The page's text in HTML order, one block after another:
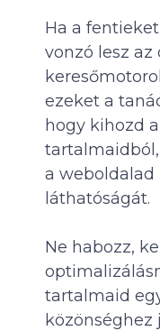
Ha a
vonzó lesz az
ezeket a
hogy kihozd
a weboldalad
láthatóságát.
Ne habozz,
tartalmaid
közönséghez